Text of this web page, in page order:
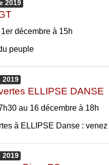
2019
décembre à 15h
peuple
2019
ELLIPSE DANSE
au 16 décembre à 18h
à ELLIPSE Danse :
2019